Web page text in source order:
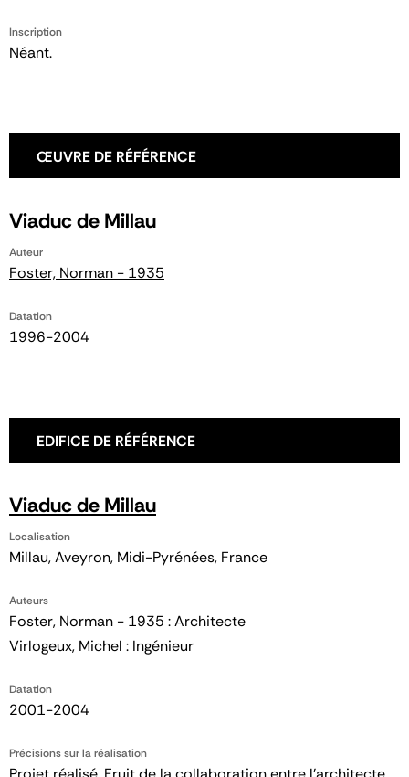
Inscription
Néant.
ŒUVRE DE RÉFÉRENCE
Viaduc de Millau
Auteur
Foster, Norman - 1935
Datation
1996-2004
EDIFICE DE RÉFÉRENCE
Viaduc de Millau
Localisation
Millau, Aveyron, Midi-Pyrénées, France
Auteurs
Foster, Norman - 1935 : Architecte
Virlogeux, Michel : Ingénieur
Datation
2001-2004
Précisions sur la réalisation